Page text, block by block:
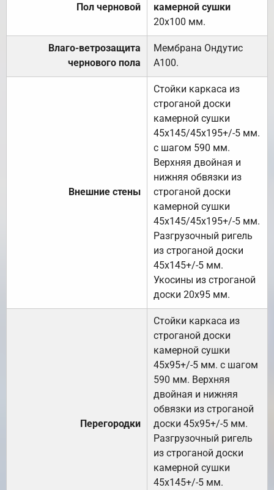
Пол черновой
камерной сушки
20х100 мм.
Влаго-ветрозащита
чернового пола
Мембрана Ондутис
А100.
Внешние стены
Стойки каркаса из
строганой доски
камерной сушки
45х145/45х195+/-5 мм.
с шагом 590 мм.
Верхняя двойная и
нижняя обвязки из
строганой доски
камерной сушки
45х145/45х195+/-5 мм.
Разгрузочный ригель
из строганой доски
45х145+/-5 мм.
Укосины из строганой
доски 20х95 мм.
Перегородки
Стойки каркаса из
строганой доски
камерной сушки
45х95+/-5 мм. с шагом
590 мм. Верхняя
двойная и нижняя
обвязки из строганой
доски 45х95+/-5 мм.
Разгрузочный ригель
из строганой доски
камерной сушки
45х145+/-5 мм.